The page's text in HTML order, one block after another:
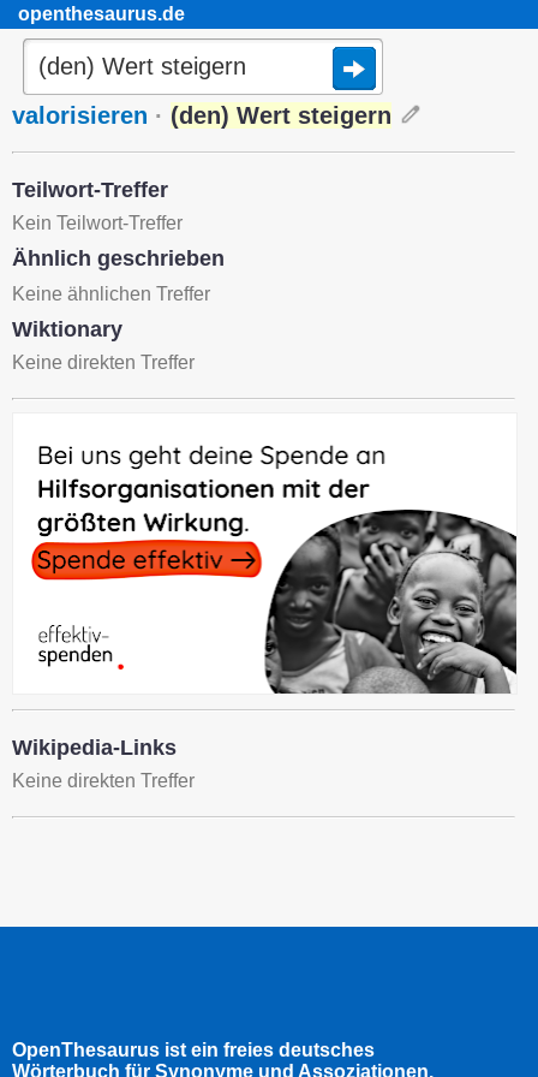
openthesaurus.de
valorisieren · (den) Wert steigern
Teilwort-Treffer
Kein Teilwort-Treffer
Ähnlich geschrieben
Keine ähnlichen Treffer
Wiktionary
Keine direkten Treffer
Wikipedia-Links
Keine direkten Treffer
OpenThesaurus ist ein freies deutsches
Wörterbuch für Synonyme und Assoziationen.